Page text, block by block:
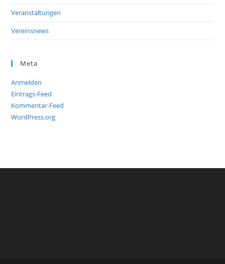
Veranstaltungen
Vereinsnews
Meta
Anmelden
Eintrags-Feed
Kommentar-Feed
WordPress.org